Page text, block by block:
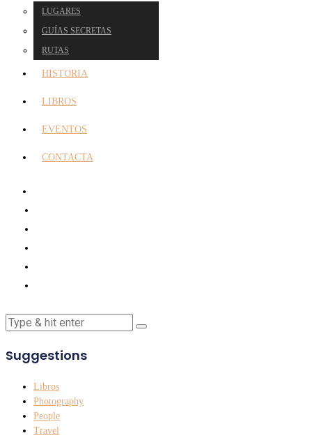
LUGARES
GUÍAS SECRETAS
RUTAS
HISTORIA
LIBROS
EVENTOS
CONTACTA
Suggestions
Libros
Photography
People
Travel